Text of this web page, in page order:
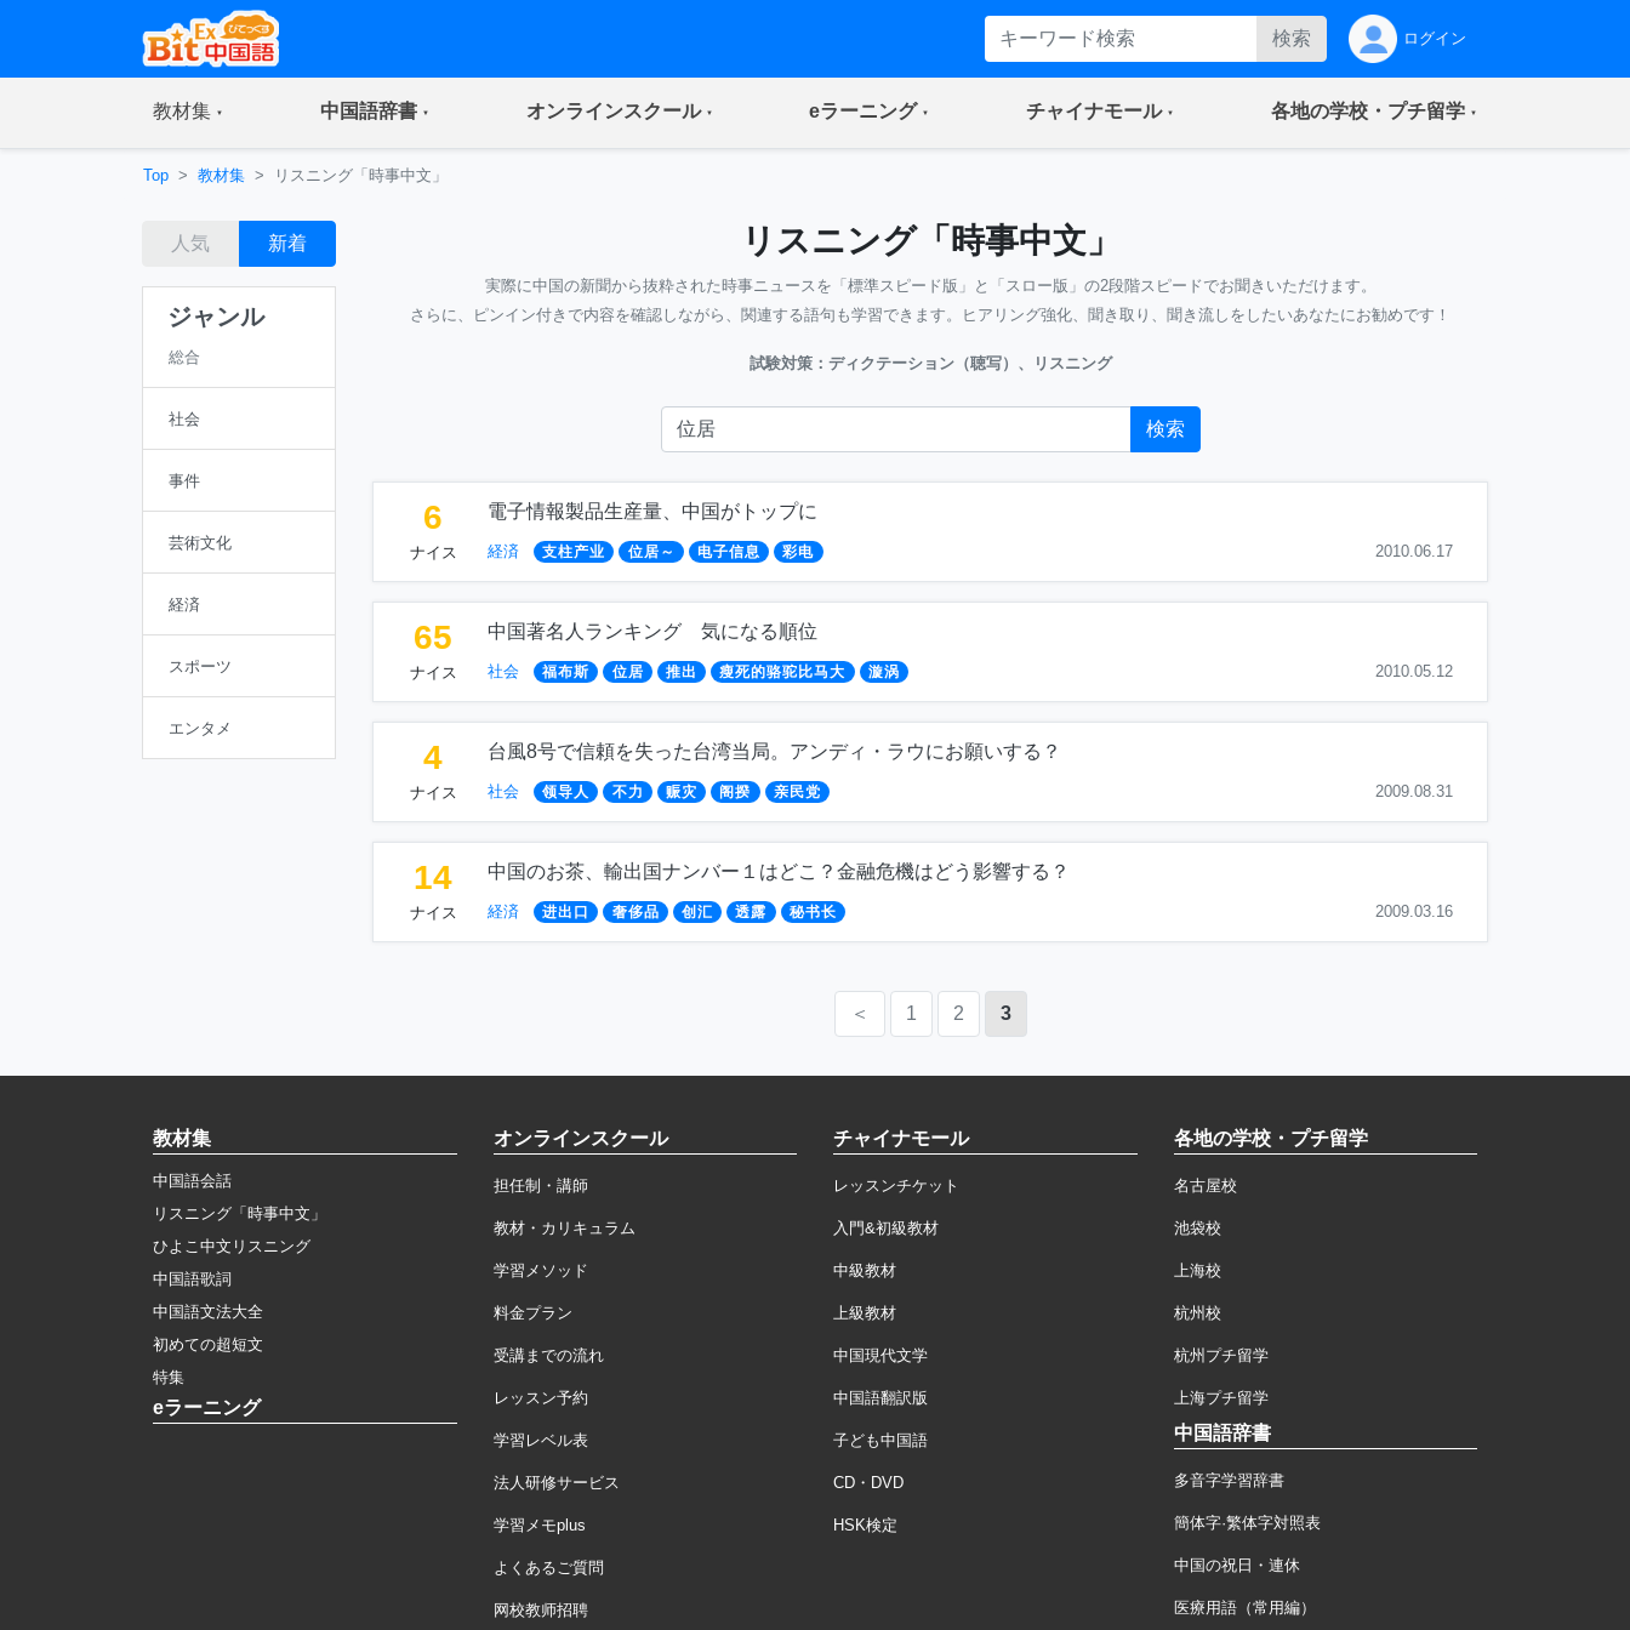
検索 ログイン
教材集(current) 中国語辞書(current) オンラインスクール(current) eラーニング(current) チャイナモール(current) 各地の学校・プチ留学(current)
Top 教材集 リスニング「時事中文」
人気 新着
ジャンル
総合
社会
事件
芸術文化
経済
スポーツ
エンタメ
リスニング「時事中文」
実際に中国の新聞から抜粋された時事ニュースを「標準スピード版」と「スロー版」の2段階スピードでお聞きいただけます。
さらに、ピンイン付きで内容を確認しながら、関連する語句も学習できます。ヒアリング強化、聞き取り、聞き流しをしたいあなたにお勧めです！
試験対策：ディクテーション（聴写）、リスニング
検索
6
ナイス
電子情報製品生産量、中国がトップに
経済 支柱产业 位居～ 电子信息 彩电 2010.06.17
65
ナイス
中国著名人ランキング 気になる順位
社会 福布斯 位居 推出 瘦死的骆驼比马大 漩涡 2010.05.12
4
ナイス
台風8号で信頼を失った台湾当局。アンディ・ラウにお願いする？
社会 领导人 不力 赈灾 阁揆 亲民党 2009.08.31
14
ナイス
中国のお茶、輸出国ナンバー１はどこ？金融危機はどう影響する？
経済 进出口 奢侈品 创汇 透露 秘书长 2009.03.16
＜ 1 2 3
教材集
中国語会話
リスニング「時事中文」
ひよこ中文リスニング
中国語歌詞
中国語文法大全
初めての超短文
特集
eラーニング
オンラインスクール
担任制・講師
教材・カリキュラム
学習メソッド
料金プラン
受講までの流れ
レッスン予約
学習レベル表
法人研修サービス
学習メモplus
よくあるご質問
网校教师招聘
チャイナモール
レッスンチケット
入門&初級教材
中級教材
上級教材
中国現代文学
中国語翻訳版
子ども中国語
CD・DVD
HSK検定
各地の学校・プチ留学
名古屋校
池袋校
上海校
杭州校
杭州プチ留学
上海プチ留学
中国語辞書
多音字学習辞書
簡体字·繁体字対照表
中国の祝日・連休
医療用語（常用編）